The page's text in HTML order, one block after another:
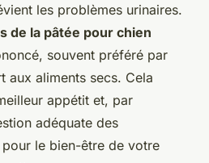
les problèmes urinaires.
de la pâtée pour chien
souvent préféré par
aux aliments secs. Cela
appétit et, par
adéquate des
pour le bien-être de votre